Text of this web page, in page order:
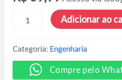
Concreto
-
Engenhabim
quantidade
Adicionar ao
Categoria: Engenharia
Compre pelo